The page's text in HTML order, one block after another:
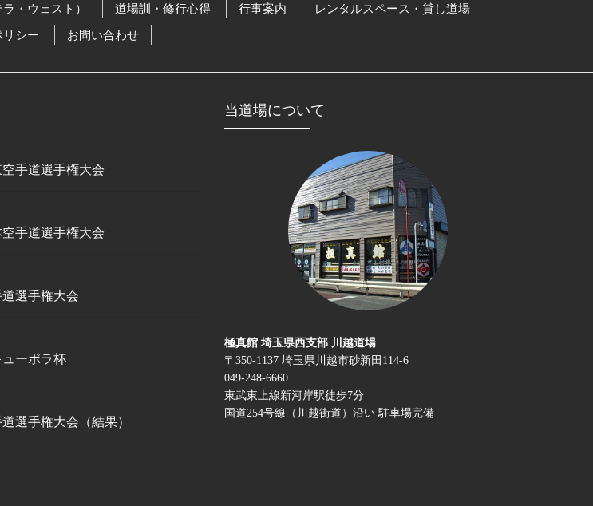
・ウェスト） 道場訓・修行心得 行事案内
レンタルスペース・貸し道場
リシー お問い合わせ
手道選手権大会
手道選手権大会
選手権大会
ューポラ杯
選手権大会（結果）
当道場について
極真館 埼玉県西支部 川越道場
〒350-1137 埼玉県川越市砂新田114-6
049-248-6660
東武東上線新河岸駅徒歩7分
国道254号線（川越街道）沿い 駐車場完備